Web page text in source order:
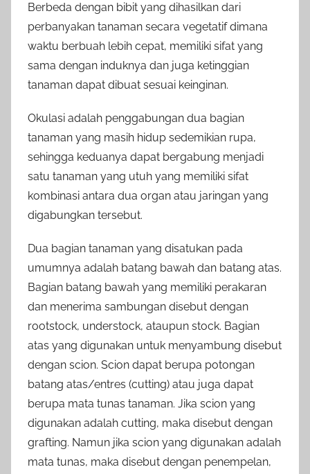
Berbeda dengan bibit yang dihasilkan dari
perbanyakan tanaman secara vegetatif dimana
waktu berbuah lebih cepat, memiliki sifat yang
sama dengan induknya dan juga ketinggian
tanaman dapat dibuat sesuai keinginan.
Okulasi adalah penggabungan dua bagian
tanaman yang masih hidup sedemikian rupa,
sehingga keduanya dapat bergabung menjadi
satu tanaman yang utuh yang memiliki sifat
kombinasi antara dua organ atau jaringan yang
digabungkan tersebut.
Dua bagian tanaman yang disatukan pada
umumnya adalah batang bawah dan batang atas.
Bagian batang bawah yang memiliki perakaran
dan menerima sambungan disebut dengan
rootstock, understock, ataupun stock. Bagian
atas yang digunakan untuk menyambung disebut
dengan scion. Scion dapat berupa potongan
batang atas/entres (cutting) atau juga dapat
berupa mata tunas tanaman. Jika scion yang
digunakan adalah cutting, maka disebut dengan
grafting. Namun jika scion yang digunakan adalah
mata tunas, maka disebut dengan penempelan,